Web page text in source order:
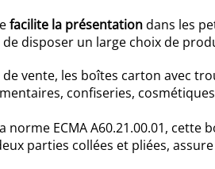
facilite la présentationdans les
disposer un large choix de
vente, les boîtes carton avec
confiseries,
norme ECMA A60.21.00.01,
parties collées et pliées,